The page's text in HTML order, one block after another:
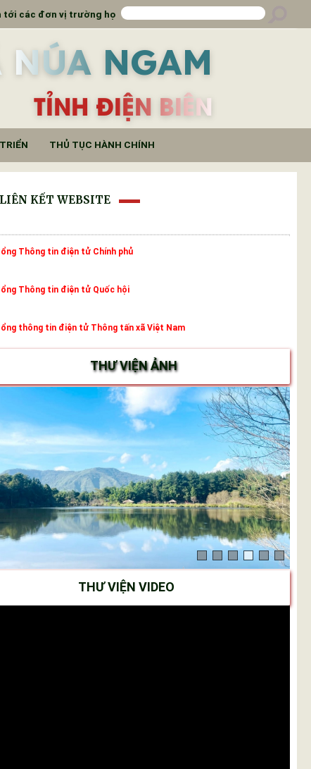
học Đẩy mạnh truyền thông đưa báo ngành
NÚA NGAM
TỈNH ĐIỆN BIÊN
THỦ TỤC HÀNH CHÍNH
LIÊN KẾT WEBSITE
Thông tin điện tử Chính phủ
Thông tin điện tử Quốc hội
thông tin điện tử Thông tấn xã Việt Nam
THƯ VIỆN ẢNH
THƯ VIỆN VIDEO